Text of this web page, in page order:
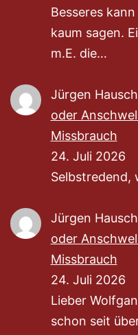
Besseres
kaum sagen.
m.E. die…
Jürgen
oder
Missbrauch
24. Juli 2026
Selbstredend,
Jürgen
oder
Missbrauch
24. Juli 2026
Lieber
schon seit